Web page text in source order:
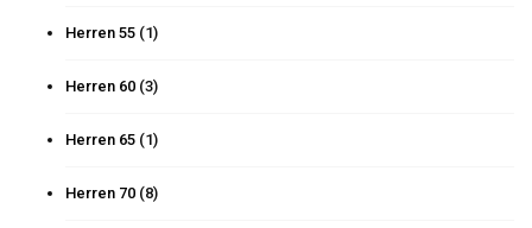
Herren 55 (1)
Herren 60 (3)
Herren 65 (1)
Herren 70 (8)